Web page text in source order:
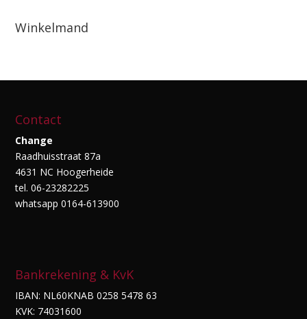
Winkelmand
Contact
Change
Raadhuisstraat 87a
4631 NC Hoogerheide
tel. 06-23282225
whatsapp 0164-613900
Bankrekening & KvK
IBAN: NL60KNAB 0258 5478 63
KVK: 74031600